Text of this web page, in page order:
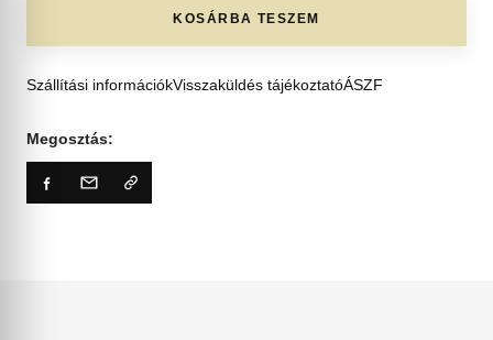
KOSÁRBA TESZEM
Szállítási információkVisszaküldés tájékoztatóÁSZF
Megosztás: